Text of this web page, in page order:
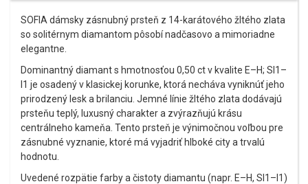
SOFIA dámsky zásnubný prsteň z 14-karátového žltého zlata
so solitérnym diamantom pôsobí nadčasovo a mimoriadne
elegantne.
Dominantný diamant s hmotnosťou 0,50 ct v kvalite E–H; SI1–
I1 je osadený v klasickej korunke, ktorá necháva vyniknúť jeho
prirodzený lesk a brilanciu. Jemné línie žltého zlata dodávajú
prsteňu teplý, luxusný charakter a zvýrazňujú krásu
centrálneho kameňa. Tento prsteň je výnimočnou voľbou pre
zásnubné vyznanie, ktoré má vyjadriť hlboké city a trvalú
hodnotu.
Uvedené rozpätie farby a čistoty diamantu (napr. E–H, SI1–I1)